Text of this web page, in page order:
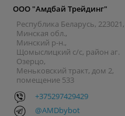
ООО "Амдбай Трейдинг"
Республика Беларусь, 223021,
Минская обл.,
Минский р-н.,
Щомыслицкий с/с, район аг.
Озерцо,
Меньковский тракт, дом 2,
помещение 533
+375297429429
@AMDbybot